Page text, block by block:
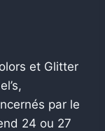
et Glitter
par le
24 ou 27